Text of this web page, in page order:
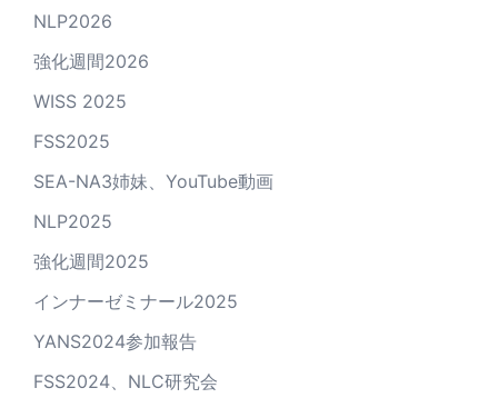
NLP2026
強化週間2026
WISS 2025
FSS2025
SEA-NA3姉妹、YouTube動画
NLP2025
強化週間2025
インナーゼミナール2025
YANS2024参加報告
FSS2024、NLC研究会